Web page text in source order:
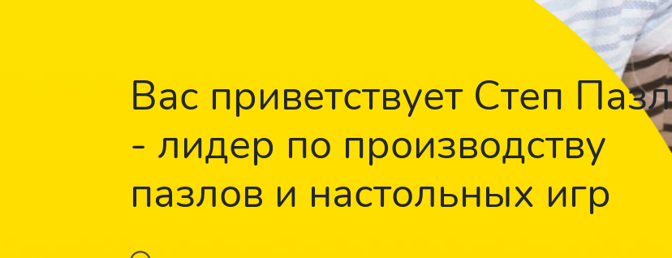
Вас приветствует Степ Пазл
- лидер по производству
пазлов и настольных игр